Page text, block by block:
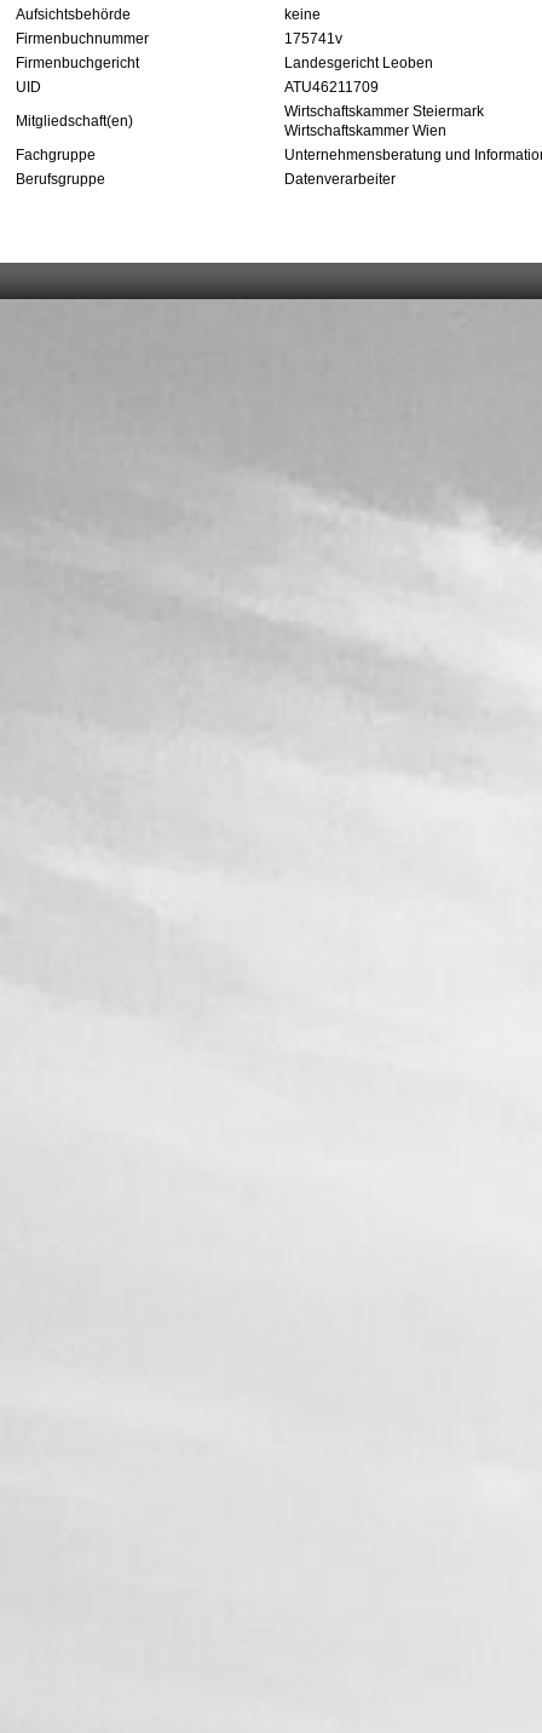
Aufsichtsbehörde
keine
Firmenbuchnummer
175741v
Firmenbuchgericht
Landesgericht Leoben
UID
ATU46211709
Mitgliedschaft(en)
Wirtschaftskammer Steiermark
Wirtschaftskammer Wien
Fachgruppe
Unternehmensberatung und
Berufsgruppe
Datenverarbeiter